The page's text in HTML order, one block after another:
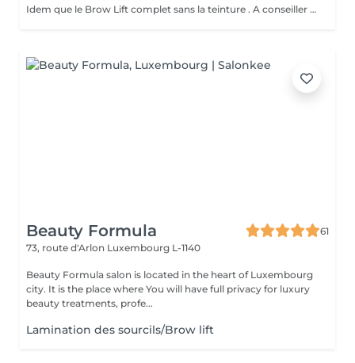
Idem que le Brow Lift complet sans la teinture . A conseiller à celles et ceux qui ont naturellement leurs sourcils bien fournis .
Beauty Formula
61
73, route d'Arlon Luxembourg L-1140
Beauty Formula salon is located in the heart of Luxembourg
city. It is the place where You will have full privacy for luxury
beauty treatments, profe...
Lamination des sourcils/Brow lift